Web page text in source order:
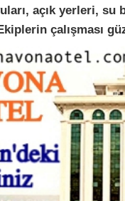
açık yerleri,
çalışması